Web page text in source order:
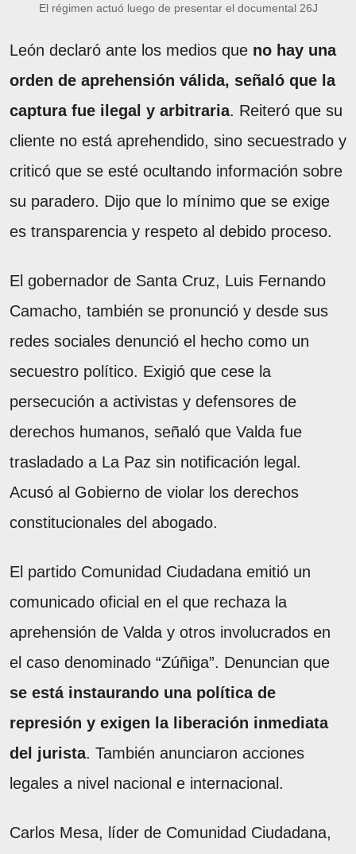
El régimen actuó luego de presentar el documental 26J
León declaró ante los medios que no hay una
orden de aprehensión válida, señaló que la
captura fue ilegal y arbitraria. Reiteró que su
cliente no está aprehendido, sino secuestrado y
criticó que se esté ocultando información sobre
su paradero. Dijo que lo mínimo que se exige
es transparencia y respeto al debido proceso.
El gobernador de Santa Cruz, Luis Fernando
Camacho, también se pronunció y desde sus
redes sociales denunció el hecho como un
secuestro político. Exigió que cese la
persecución a activistas y defensores de
derechos humanos, señaló que Valda fue
trasladado a La Paz sin notificación legal.
Acusó al Gobierno de violar los derechos
constitucionales del abogado.
El partido Comunidad Ciudadana emitió un
comunicado oficial en el que rechaza la
aprehensión de Valda y otros involucrados en
el caso denominado “Zúñiga”. Denuncian que
se está instaurando una política de
represión y exigen la liberación inmediata
del jurista. También anunciaron acciones
legales a nivel nacional e internacional.
Carlos Mesa, líder de Comunidad Ciudadana,